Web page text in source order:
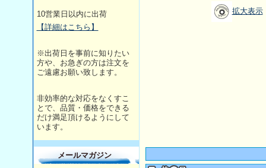
10営業日以内に出荷
【詳細はこちら】
※出荷日を事前に知りたい
方や、お急ぎの方は注文を
ご遠慮お願い致します。
非効率的な対応をなくすこ
とで、品質・価格をできる
だけ満足頂けるようにして
います。
メールマガジン
拡大表示